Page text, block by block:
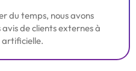
du temps, nous avons
de clients externes à
artificielle.